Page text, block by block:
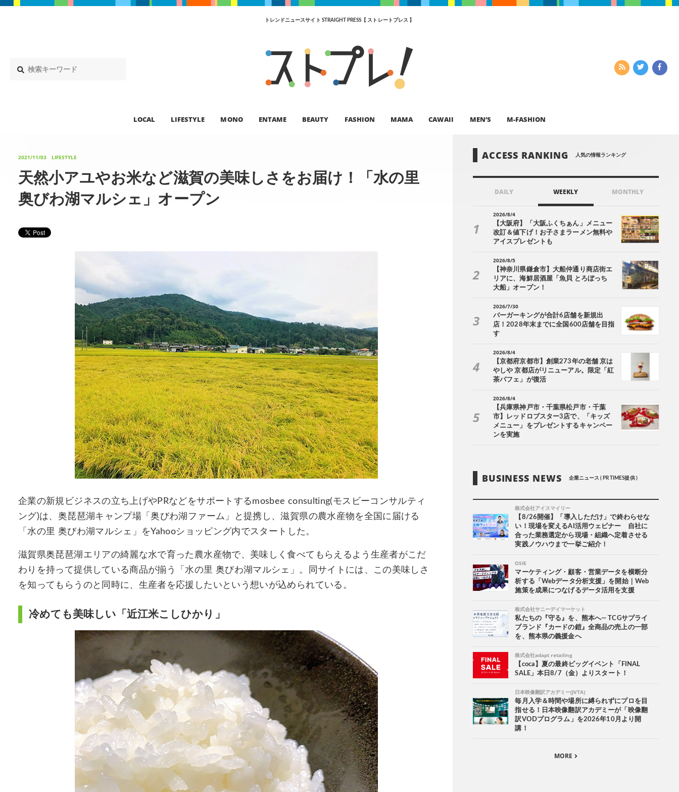
トレンドニュースサイト STRAIGHT PRESS【 ストレートプレス 】
LOCAL LIFESTYLE MONO ENTAME BEAUTY FASHION MAMA CAWAII MEN’S M-FASHION
2021/11/03 LIFESTYLE
天然小アユやお米など滋賀の美味しさをお届け！「水の里
奥びわ湖マルシェ」オープン
企業の新規ビジネスの立ち上げやPRなどをサポートするmosbee consulting(モスビーコンサルティ
ング)は、奥琵琶湖キャンプ場「奥びわ湖ファーム」と提携し、滋賀県の農水産物を全国に届ける
「水の里 奥びわ湖マルシェ」をYahooショッピング内でスタートした。
滋賀県奥琵琶湖エリアの綺麗な水で育った農水産物で、美味しく食べてもらえるよう生産者がこだ
わりを持って提供している商品が揃う「水の里 奥びわ湖マルシェ」。同サイトには、この美味しさ
を知ってもらうのと同時に、生産者を応援したいという想いが込められている。
冷めても美味しい「近江米こしひかり」
ACCESS RANKING 人気の情報ランキング
DAILY WEEKLY MONTHLY
2026/8/4
【大阪府】「大阪ふくちぁん」メニュー
改訂＆値下げ！お子さまラーメン無料や
アイスプレゼントも
2026/8/5
【神奈川県鎌倉市】大船仲通り商店街エ
リアに、海鮮居酒屋「魚貝 とろぼっち
大船」オープン！
2026/7/30
バーガーキングが合計6店舗を新規出
店！2028年末までに全国600店舗を目指
す
2026/8/4
【京都府京都市】創業273年の老舗 京は
やしや 京都店がリニューアル。限定「紅
茶パフェ」が復活
2026/8/4
【兵庫県神戸市・千葉県松戸市・千葉
市】レッドロブスター3店で、「キッズ
メニュー」をプレゼントするキャンペー
ンを実施
BUSINESS NEWS 企業ニュース ( PR TIMES提供 )
株式会社アイスマイリー
【8/26開催】「導入しただけ」で終わらせな
い！現場を変えるAI活用ウェビナー 自社に
合った業務選定から現場・組織へ定着させる
実践ノウハウまで一挙ご紹介！
OSIE
マーケティング・顧客・営業データを横断分
析する「Webデータ分析支援」を開始｜Web
施策を成果につなげるデータ活用を支援
株式会社サニーデイマーケット
私たちの『守る』を、熊本へ― TCGサプライ
ブランド『カードの鎧』全商品の売上の一部
を、熊本県の義援金へ
株式会社adapt retailing
【coca】夏の最終ビッグイベント「FINAL
SALE」本日8/7（金）よりスタート！
日本映像翻訳アカデミー(JVTA)
毎月入学＆時間や場所に縛られずにプロを目
指せる！日本映像翻訳アカデミーが「映像翻
訳VODプログラム」を2026年10月より開
講！
MORE